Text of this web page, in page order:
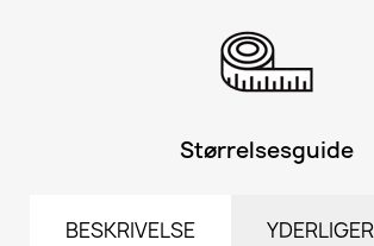
Størrelsesguide
BESKRIVELSE